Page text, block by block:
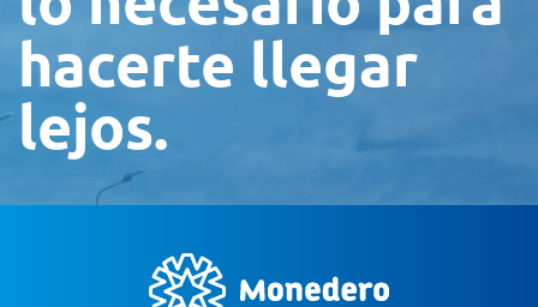
hacerte llegar
lejos.